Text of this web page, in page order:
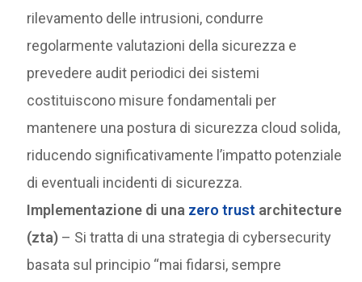
rilevamento delle intrusioni, condurre
regolarmente valutazioni della sicurezza e
prevedere audit periodici dei sistemi
costituiscono misure fondamentali per
mantenere una postura di sicurezza cloud solida,
riducendo significativamente l’impatto potenziale
di eventuali incidenti di sicurezza.
Implementazione di una zero trust architecture
(zta) – Si tratta di una strategia di cybersecurity
basata sul principio “mai fidarsi, sempre